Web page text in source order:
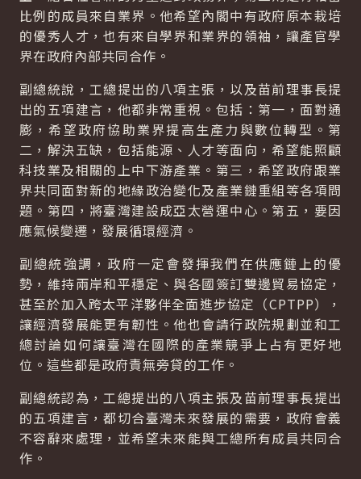
比例的成員來自業界。他希望內閣中有政府原本栽培
的優秀人才，也有來自學界和業界的領袖，讓產官學
界在政府內部共同合作。
副總統說，工總提出的八項主張，以及苗前理事長提
出的五項建言，他都非常重視。包括：第一，面對通
膨，希望政府協助業界提高生產力與數位轉型。第
二，解決五缺，包括能源、人才等面向，希望能照顧
科技業及相關的上中下游產業。第三，希望政府跟業
界共同面對新的地緣政治變化及產業鏈重組等各項問
題。第四，將臺灣建設成亞太營運中心。第五，要因
應氣候變遷，發展循環經濟。
副總統強調，政府一定會發揮我們在供應鏈上的優
勢，維持兩岸和平穩定、與各國簽訂雙邊貿易協定，
甚至於加入跨太平洋夥伴全面進步協定（CPTPP），
讓經濟發展能更有韌性。他也會請行政院規劃並和工
總討論如何讓臺灣在國際的產業競爭上占有更好地
位。這些都是政府責無旁貸的工作。
副總統認為，工總提出的八項主張及苗前理事長提出
的五項建言，都切合臺灣未來發展的需要，政府會義
不容辭來處理，並希望未來能與工總所有成員共同合
作。